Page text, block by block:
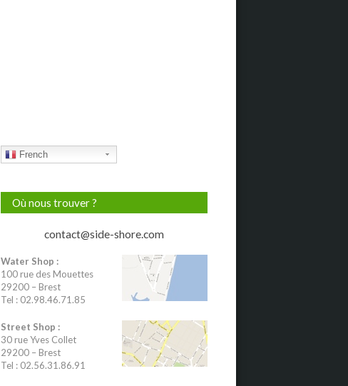
French
Où nous trouver ?
contact@side-shore.com
Water Shop :
100 rue des Mouettes
29200 – Brest
Tel : 02.98.46.71.85
Street Shop :
30 rue Yves Collet
29200 – Brest
Tel : 02.56.31.86.91